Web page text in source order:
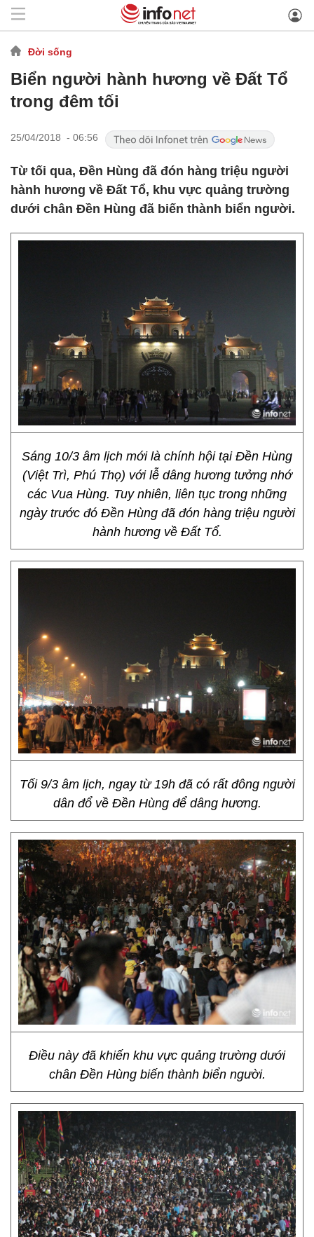
Đời sống
Biển người hành hương về Đất Tổ
trong đêm tối
25/04/2018 - 06:56
Từ tối qua, Đền Hùng đã đón hàng triệu người
hành hương về Đất Tổ, khu vực quảng trường
dưới chân Đền Hùng đã biến thành biển người.
Sáng 10/3 âm lịch mới là chính hội tại Đền Hùng
(Việt Trì, Phú Thọ) với lễ dâng hương tưởng nhớ
các Vua Hùng. Tuy nhiên, liên tục trong những
ngày trước đó Đền Hùng đã đón hàng triệu người
hành hương về Đất Tổ.
Tối 9/3 âm lịch, ngay từ 19h đã có rất đông người
dân đổ về Đền Hùng để dâng hương.
Điều này đã khiến khu vực quảng trường dưới
chân Đền Hùng biến thành biển người.